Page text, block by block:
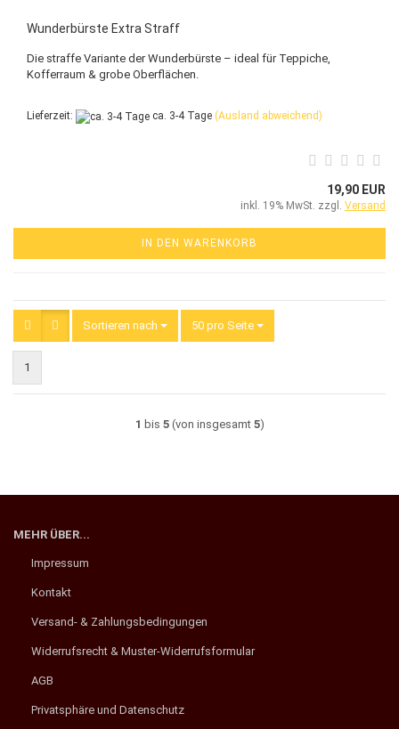
Wunderbürste Extra Straff
Die straffe Variante der Wunderbürste – ideal für Teppiche,
Kofferraum & grobe Oberflächen.
Lieferzeit: ca. 3-4 Tage (Ausland abweichend)
19,90 EUR
inkl. 19% MwSt. zzgl. Versand
IN DEN WARENKORB
Sortieren nach
Sortieren nach 50 pro Seite
pro Seite
1
1 bis 5(von insgesamt 5)
MEHR ÜBER...
Impressum
Kontakt
Versand- & Zahlungsbedingungen
Widerrufsrecht & Muster-Widerrufsformular
AGB
Privatsphäre und Datenschutz